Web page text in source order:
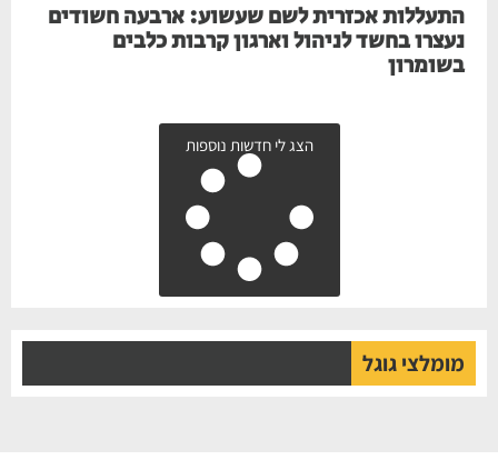
התעללות אכזרית לשם שעשוע: ארבעה חשודים
נעצרו בחשד לניהול וארגון קרבות כלבים
בשומרון
הצג לי חדשות נוספות
מומלצי גוגל